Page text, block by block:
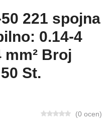
221 spojna
0.14-4
mm² Broj
St.
(0 ocen)